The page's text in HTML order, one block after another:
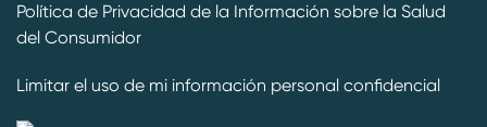
Política de Privacidad de la Información sobre la Salud
del Consumidor
Limitar el uso de mi información personal confidencial